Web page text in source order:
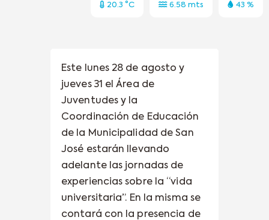
20.3 °C 6.58 mts 43 %
Este lunes 28 de agosto y
jueves 31 el Área de
Juventudes y la
Coordinación de Educación
de la Municipalidad de San
José estarán llevando
adelante las jornadas de
experiencias sobre la “vida
universitaria”. En la misma se
contará con la presencia de